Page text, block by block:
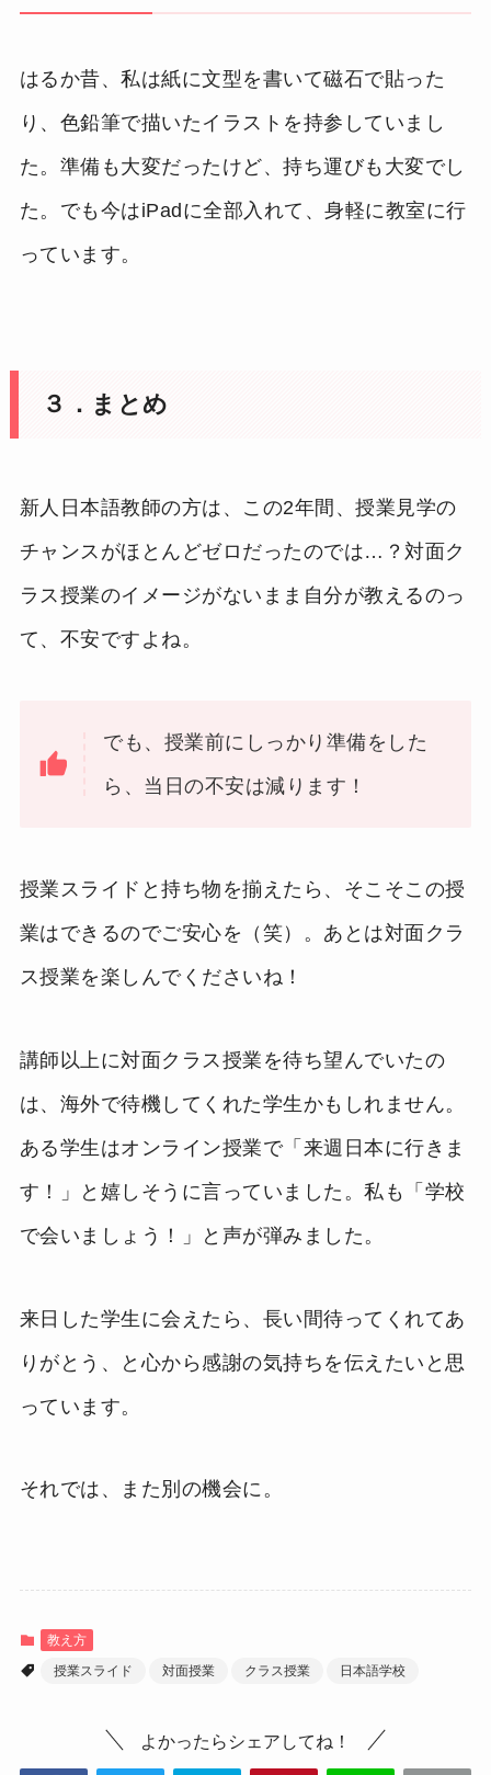
はるか昔、私は紙に文型を書いて磁石で貼った
り、色鉛筆で描いたイラストを持参していまし
た。準備も大変だったけど、持ち運びも大変でし
た。でも今はiPadに全部入れて、身軽に教室に行
っています。
３．まとめ
新人日本語教師の方は、この2年間、授業見学の
チャンスがほとんどゼロだったのでは…？対面ク
ラス授業のイメージがないまま自分が教えるのっ
て、不安ですよね。
でも、授業前にしっかり準備をした
ら、当日の不安は減ります！
授業スライドと持ち物を揃えたら、そこそこの授
業はできるのでご安心を（笑）。あとは対面クラ
ス授業を楽しんでくださいね！
講師以上に対面クラス授業を待ち望んでいたの
は、海外で待機してくれた学生かもしれません。
ある学生はオンライン授業で「来週日本に行きま
す！」と嬉しそうに言っていました。私も「学校
で会いましょう！」と声が弾みました。
来日した学生に会えたら、長い間待ってくれてあ
りがとう、と心から感謝の気持ちを伝えたいと思
っています。
それでは、また別の機会に。
教え方
授業スライド
対面授業 クラス授業 日本語学校
よかったらシェアしてね！